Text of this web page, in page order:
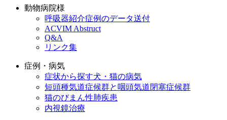
動物病院様
呼吸器紹介症例のデータ送付
ACVIM Abstruct
Q&A
リンク集
症例・病気
症状から探す犬・猫の病気
短頭種気道症候群と咽頭気道閉塞症候群
猫のびまん性肺疾患
内視鏡治療